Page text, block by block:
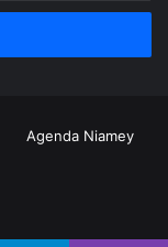
Agenda Niamey